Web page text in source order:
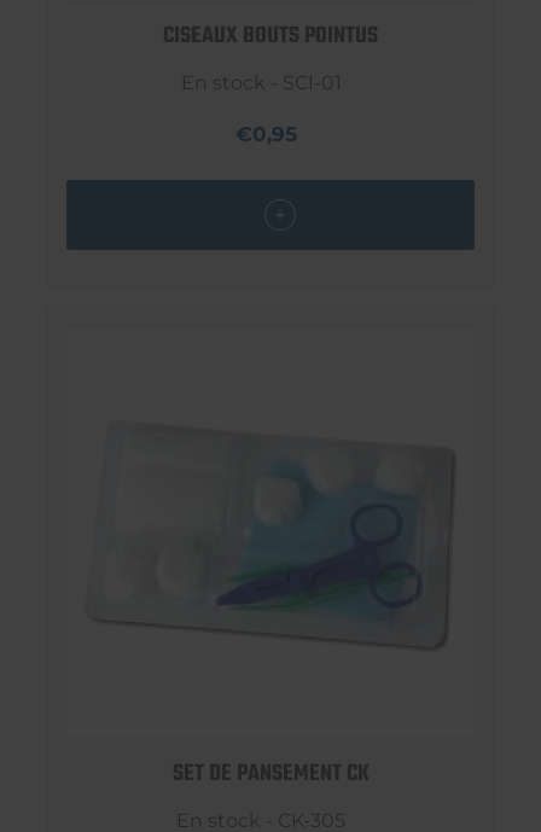
CISEAUX BOUTS POINTUS
En stock - SCI-01
€0,95
SET DE PANSEMENT CK
En stock - CK-305